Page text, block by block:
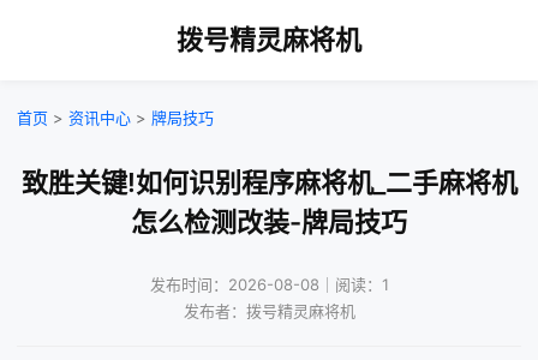
拨号精灵麻将机
首页 > 资讯中心 > 牌局技巧
致胜关键!如何识别程序麻将机_二手麻将机
怎么检测改装-牌局技巧
发布时间：2026-08-08｜阅读：1
发布者：拨号精灵麻将机